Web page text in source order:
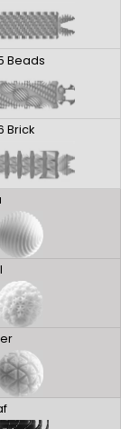
Beads
Brick